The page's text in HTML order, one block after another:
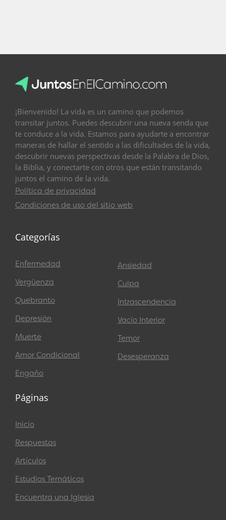
¡Bienvenido! La vida es un camino que podemos
transitar juntos. Puedes descubrir una nueva senda que
te conduce a la vida. Estamos para ayudarte a encontrar
maneras de hallar el sentido a las dificultades de la vida,
descubrir nuevas perspectivas desde la Palabra de Dios,
la Biblia, y conectarte con otros que están transitando
juntos el camino de la vida.
Política de privacidad
Condiciones de uso del sitio web
Categorías
Enfermedad
Vergüenza
Quebranto
Depresión
Muerte
Amor Condicional
Engaño
Ansiedad
Culpa
Intrascendencia
Vacío Interior
Temor
Desesperanza
Páginas
Inicio
Respuestas
Artículos
Estudios Temáticos
Encuentra una Iglesia